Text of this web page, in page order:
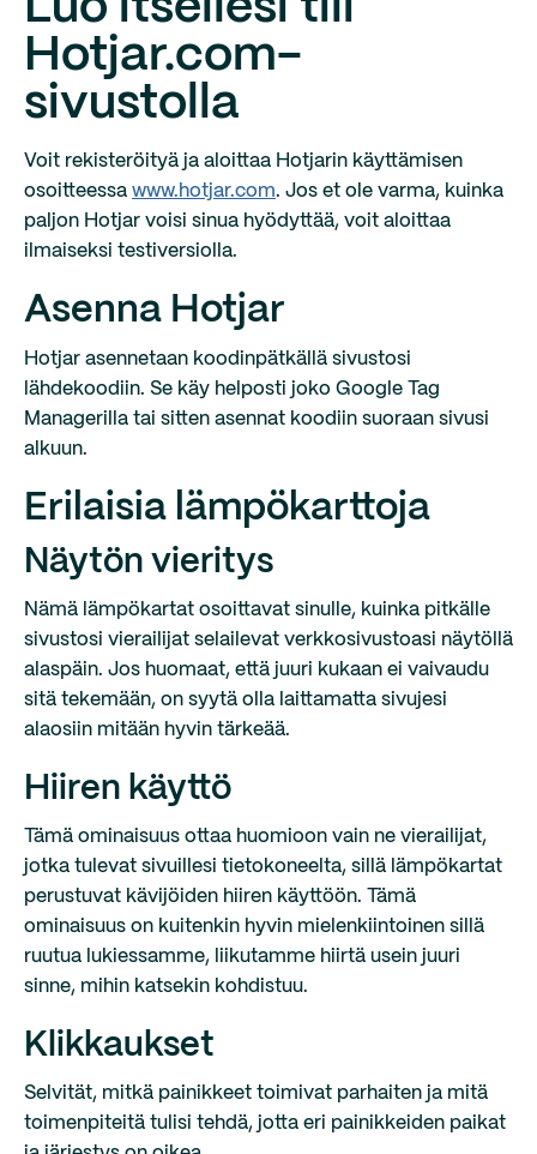
Hotjar.com-
sivustolla
Voit rekisteröityä ja aloittaa Hotjarin käyttämisen
osoitteessa www.hotjar.com. Jos et ole varma, kuinka
paljon Hotjar voisi sinua hyödyttää, voit aloittaa
ilmaiseksi testiversiolla.
Asenna Hotjar
Hotjar asennetaan koodinpätkällä sivustosi
lähdekoodiin. Se käy helposti joko Google Tag
Managerilla tai sitten asennat koodiin suoraan sivusi
alkuun.
Erilaisia lämpökarttoja
Näytön vieritys
Nämä lämpökartat osoittavat sinulle, kuinka pitkälle
sivustosi vierailijat selailevat verkkosivustoasi näytöllä
alaspäin. Jos huomaat, että juuri kukaan ei vaivaudu
sitä tekemään, on syytä olla laittamatta sivujesi
alaosiin mitään hyvin tärkeää.
Hiiren käyttö
Tämä ominaisuus ottaa huomioon vain ne vierailijat,
jotka tulevat sivuillesi tietokoneelta, sillä lämpökartat
perustuvat kävijöiden hiiren käyttöön. Tämä
ominaisuus on kuitenkin hyvin mielenkiintoinen sillä
ruutua lukiessamme, liikutamme hiirtä usein juuri
sinne, mihin katsekin kohdistuu.
Klikkaukset
Selvität, mitkä painikkeet toimivat parhaiten ja mitä
toimenpiteitä tulisi tehdä, jotta eri painikkeiden paikat